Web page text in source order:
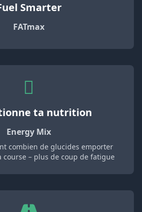
Smarter
FATmax
ta nutrition
Energy Mix
combien de glucides emporter
course – plus de coup de fatigue